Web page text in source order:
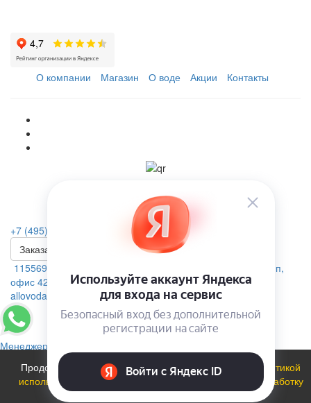
О компании Магазин О воде Акции Контакты
+7 (495) 223-46-26
Заказать звонок
115569, г. Москва, ул.Домодедовская. д.4 помещение 19п,
офис 42А
allovoda@mail.ru
Менеджер
Продолжая использовать сайт, вы соглашаетесь с
политикой
использования файлов cookie
и даете
Согласие на обработку
персональных данных. ОК